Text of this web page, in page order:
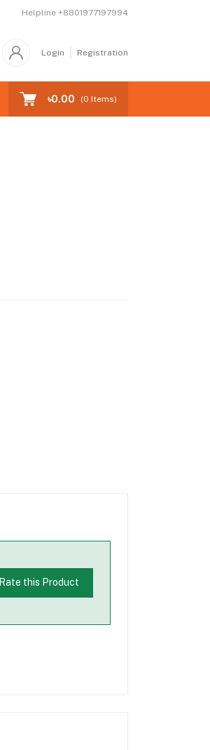
Helpline +8801977197994
Login Registration
৳0.00 (0 Items)
Rate this Product